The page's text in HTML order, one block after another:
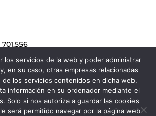
701.556
los servicios de la web y poder administrar
y, en su caso, otras empresas relacionadas
de los servicios contenidos en dicha web,
información en su ordenador mediante el
Solo si nos autoriza a guardar las cookies
será permitido navegar por la página web